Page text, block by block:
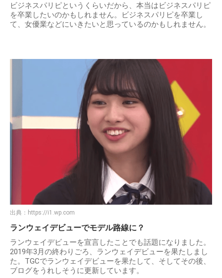
ビジネスパリピというくらいだから、本当はビジネスパリピ
を卒業したいのかもしれません。ビジネスパリピを卒業し
て、女優業などにいきたいと思っているのかもしれません。
出典： https://i1.wp.com
ランウェイデビューでモデル路線に？
ランウェイデビューを宣言したことでも話題になりました。
2019年3月の終わりごろ、ランウェイデビューを果たしまし
た。TGCでランウェイデビューを果たして、そしてその後、
ブログをうれしそうに更新しています。